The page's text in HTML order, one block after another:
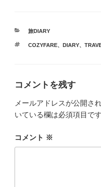
カ
ゴ
旅DIARY
タ
COZYFARE、 DIARY、
コメントを残す
メールアドレスが公開さ
いている欄は必須項目です
コメント ※